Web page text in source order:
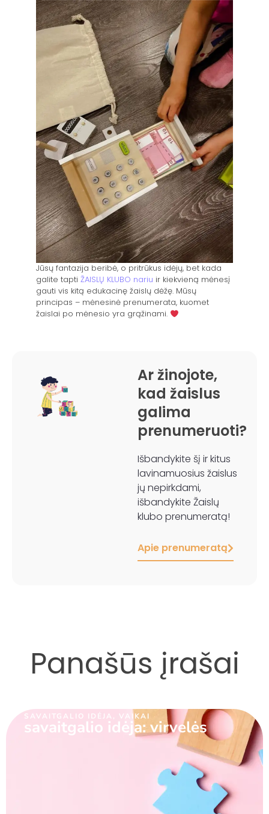
Jūsų fantazija beribė, o pritrūkus idėjų, bet kada
galite tapti ŽAISLŲ KLUBO nariu ir kiekvieną mėnesį
gauti vis kitą edukacinę žaislų dėžę. Mūsų
principas – mėnesinė prenumerata, kuomet
žaislai po mėnesio yra grąžinami.
Ar žinojote,
kad žaislus
galima
prenumeruoti?
Išbandykite šį ir kitus
lavinamuosius žaislus
jų nepirkdami,
išbandykite Žaislų
klubo prenumeratą!
Apie prenumeratą
Panašūs įrašai
SAVAITGALIO IDĖJA , VAIKAI
savaitgalio idėja: virvelės